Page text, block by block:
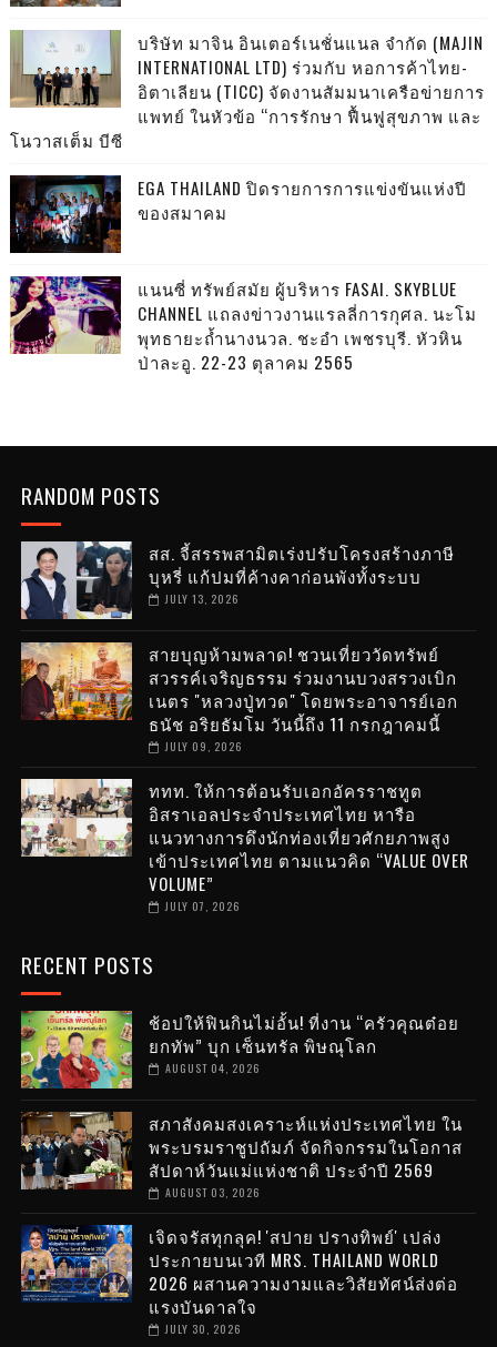
บริษัท มาจิน อินเตอร์เนชั่นแนล จำกัด (MAJIN
INTERNATIONAL LTD) ร่วมกับ หอการค้าไทย-
อิตาเลียน (TICC) จัดงานสัมมนาเครือข่ายการ
แพทย์ ในหัวข้อ “การรักษา ฟื้นฟูสุขภาพ และ
โนวาสเต็ม บีซี
EGA THAILAND ปิดรายการการแข่งขันแห่งปี
ของสมาคม
แนนซี่ ทรัพย์สมัย ผู้บริหาร FASAI. SKYBLUE
CHANNEL แถลงข่าวงานแรลลี่การกุศล. นะโม
พุทธายะถ้ำนางนวล. ชะอำ เพชรบุรี. หัวหิน
ป่าละอู. 22-23 ตุลาคม 2565
RANDOM POSTS
สส. จี้สรรพสามิตเร่งปรับโครงสร้างภาษี
บุหรี่ แก้ปมที่ค้างคาก่อนพังทั้งระบบ
JULY 13, 2026
สายบุญห้ามพลาด! ชวนเที่ยววัดทรัพย์
สวรรค์เจริญธรรม ร่วมงานบวงสรวงเบิก
เนตร "หลวงปู่ทวด" โดยพระอาจารย์เอก
ธนัช อริยธัมโม วันนี้ถึง 11 กรกฎาคมนี้
JULY 09, 2026
ททท. ให้การต้อนรับเอกอัครราชทูต
อิสราเอลประจำประเทศไทย หารือ
แนวทางการดึงนักท่องเที่ยวศักยภาพสูง
เข้าประเทศไทย ตามแนวคิด “VALUE OVER
VOLUME”
JULY 07, 2026
RECENT POSTS
ช้อปให้ฟินกินไม่อั้น! ที่งาน “ครัวคุณต๋อย
ยกทัพ” บุก เซ็นทรัล พิษณุโลก
AUGUST 04, 2026
สภาสังคมสงเคราะห์แห่งประเทศไทย ใน
พระบรมราชูปถัมภ์ จัดกิจกรรมในโอกาส
สัปดาห์วันแม่แห่งชาติ ประจำปี 2569
AUGUST 03, 2026
เจิดจรัสทุกลุค! 'สปาย ปรางทิพย์' เปล่ง
ประกายบนเวที MRS. THAILAND WORLD
2026 ผสานความงามและวิสัยทัศน์ส่งต่อ
แรงบันดาลใจ
JULY 30, 2026